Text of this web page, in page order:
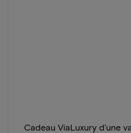
Cadeau ViaLuxury d’une